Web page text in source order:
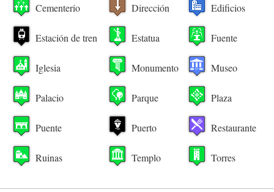
Cementerio Dirección Edificios
Estación de tren Estatua Fuente
Iglesia Monumento Museo
Palacio Parque Plaza
Puente Puerto Restaurante
Ruinas Templo Torres